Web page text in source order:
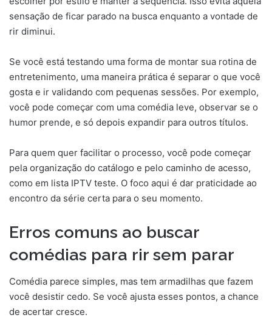
sensação de ficar parado na busca enquanto a vontade de
rir diminui.
Se você está testando uma forma de montar sua rotina de
entretenimento, uma maneira prática é separar o que você
gosta e ir validando com pequenas sessões. Por exemplo,
você pode começar com uma comédia leve, observar se o
humor prende, e só depois expandir para outros títulos.
Para quem quer facilitar o processo, você pode começar
pela organização do catálogo e pelo caminho de acesso,
como em lista IPTV teste. O foco aqui é dar praticidade ao
encontro da série certa para o seu momento.
Erros comuns ao buscar
comédias para rir sem parar
Comédia parece simples, mas tem armadilhas que fazem
você desistir cedo. Se você ajusta esses pontos, a chance
de acertar cresce.